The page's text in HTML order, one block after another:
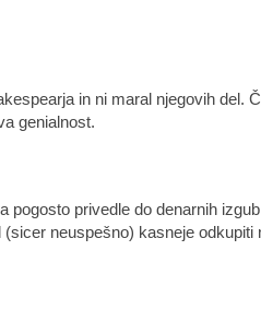
in ni maral njegovih del.
genialnost.
pogosto privedle do denarnih izgub
neuspešno) kasneje odkupiti